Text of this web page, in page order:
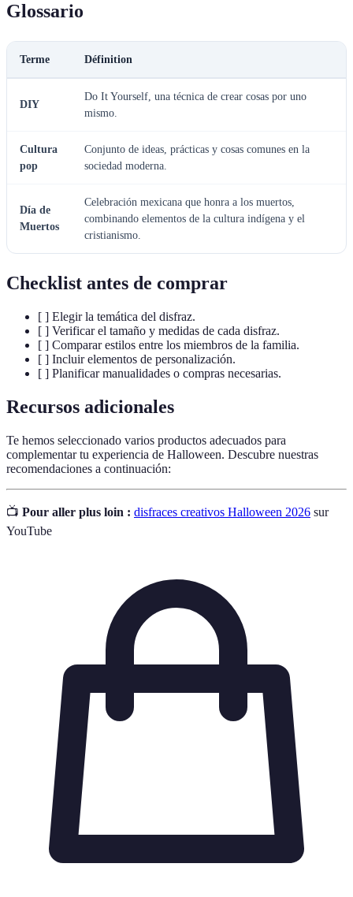
Glossario
Terme Définition
DIY
Do It Yourself, una técnica de crear cosas por uno
mismo.
Cultura
pop
Conjunto de ideas, prácticas y cosas comunes en la
sociedad moderna.
Día de
Muertos
Celebración mexicana que honra a los muertos,
combinando elementos de la cultura indígena y el
cristianismo.
Checklist antes de comprar
[ ] Elegir la temática del disfraz.
[ ] Verificar el tamaño y medidas de cada disfraz.
[ ] Comparar estilos entre los miembros de la familia.
[ ] Incluir elementos de personalización.
[ ] Planificar manualidades o compras necesarias.
Recursos adicionales
Te hemos seleccionado varios productos adecuados para
complementar tu experiencia de Halloween. Descubre nuestras
recomendaciones a continuación:
📺 Pour aller plus loin : disfraces creativos Halloween 2026 sur
YouTube